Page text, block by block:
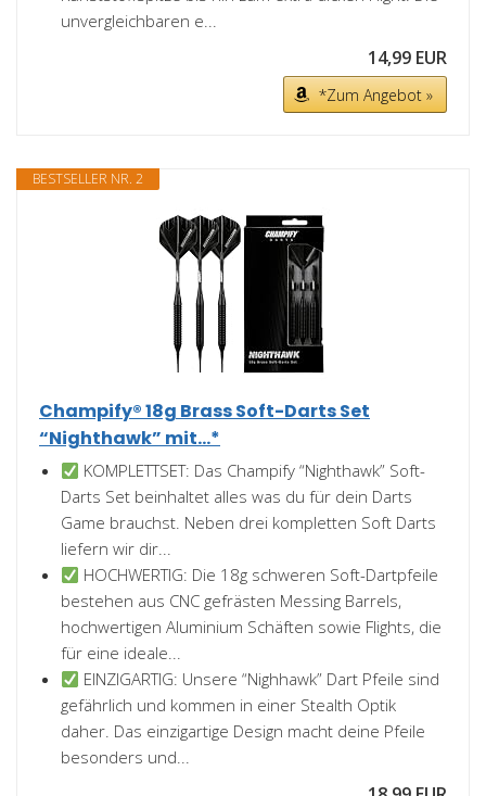
unvergleichbaren e...
14,99 EUR
*Zum Angebot »
BESTSELLER NR. 2
Champify® 18g Brass Soft-Darts Set
“Nighthawk” mit...*
KOMPLETTSET: Das Champify “Nighthawk” Soft-
Darts Set beinhaltet alles was du für dein Darts
Game brauchst. Neben drei kompletten Soft Darts
liefern wir dir...
HOCHWERTIG: Die 18g schweren Soft-Dartpfeile
bestehen aus CNC gefrästen Messing Barrels,
hochwertigen Aluminium Schäften sowie Flights, die
für eine ideale...
EINZIGARTIG: Unsere “Nighhawk” Dart Pfeile sind
gefährlich und kommen in einer Stealth Optik
daher. Das einzigartige Design macht deine Pfeile
besonders und...